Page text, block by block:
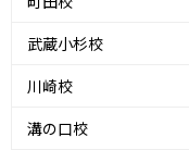
武蔵小杉校
川崎校
溝の口校